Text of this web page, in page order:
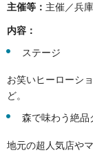
主催等： 主催／兵
内容：
ステージ
お笑いヒーローシ
ど。
森で味わう絶品
地元の超人気店や